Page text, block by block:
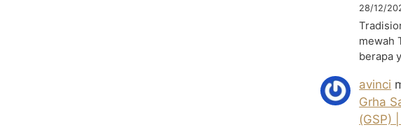
28/12/
mewah
berapa
avinci
Grha
(GSP)